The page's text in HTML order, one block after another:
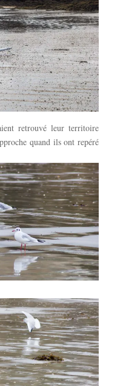
retrouvé leur territoire
quand ils ont repéré